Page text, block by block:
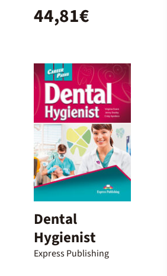
kbook
44,81€
Dental
Hygienist
Express Publishing